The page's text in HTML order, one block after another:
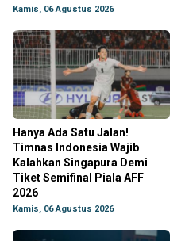
Kamis, 06 Agustus 2026
Hanya Ada Satu Jalan!
Timnas Indonesia Wajib
Kalahkan Singapura Demi
Tiket Semifinal Piala AFF
2026
Kamis, 06 Agustus 2026